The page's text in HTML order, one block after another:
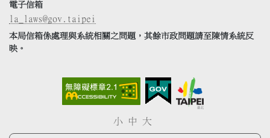
電子信箱
la_laws@gov.taipei
本局信箱係處理與系統相關之問題，其餘市政問題請至陳情系統反
映。
小 中 大